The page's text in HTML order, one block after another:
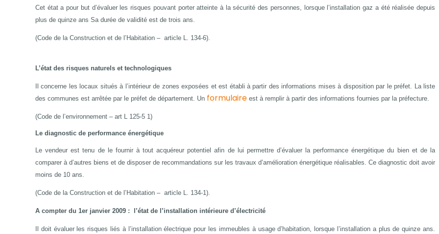
Cet état a pour but d’évaluer les risques pouvant porter atteinte à la sécurité des personnes, lorsque l’installation gaz a été réalisée depuis
plus de quinze ans Sa durée de validité est de trois ans.
(Code de la Construction et de l’Habitation – article L. 134-6).
L’état des risques naturels et technologiques
Il concerne les locaux situés à l’intérieur de zones exposées et est établi à partir des informations mises à disposition par le préfet. La liste
des communes est arrêtée par le préfet de département. Un formulaire est à remplir à partir des informations fournies par la préfecture.
(Code de l’environnement – art L 125-5 1)
Le diagnostic de performance énergétique
Le vendeur est tenu de le fournir à tout acquéreur potentiel afin de lui permettre d’évaluer la performance énergétique du bien et de la
comparer à d’autres biens et de disposer de recommandations sur les travaux d’amélioration énergétique réalisables. Ce diagnostic doit avoir
moins de 10 ans.
(Code de la Construction et de l’Habitation – article L. 134-1).
A compter du 1er janvier 2009 : l’état de l’installation intérieure d’électricité
Il doit évaluer les risques liés à l’installation électrique pour les immeubles à usage d’habitation, lorsque l’installation a plus de quinze ans.